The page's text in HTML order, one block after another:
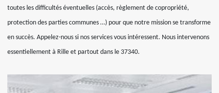
toutes les difficultés éventuelles (accès, règlement de copropriété,
protection des parties communes …) pour que notre mission se transforme
en succès. Appelez-nous si nos services vous intéressent. Nous intervenons
essentiellement à Rille et partout dans le 37340.